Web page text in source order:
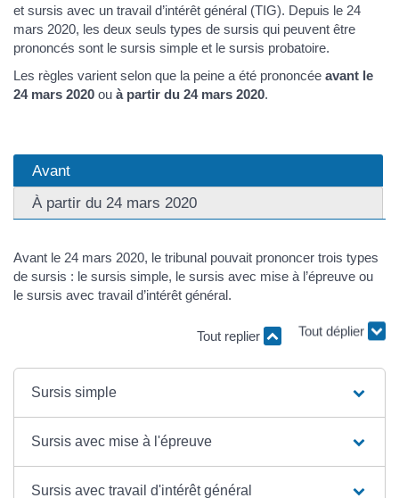
et sursis avec un travail d’intérêt général (TIG). Depuis le 24
mars 2020, les deux seuls types de sursis qui peuvent être
prononcés sont le sursis simple et le sursis probatoire.
Les règles varient selon que la peine a été prononcée avant le
24 mars 2020 ou à partir du 24 mars 2020.
Avant
À partir du 24 mars 2020
Avant le 24 mars 2020, le tribunal pouvait prononcer trois types
de sursis : le sursis simple, le sursis avec mise à l’épreuve ou
le sursis avec travail d’intérêt général.
Tout replier Tout déplier
Sursis simple
Sursis avec mise à l'épreuve
Sursis avec travail d'intérêt général